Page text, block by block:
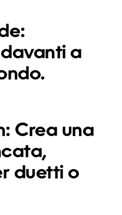
a
Crea una
duetti o